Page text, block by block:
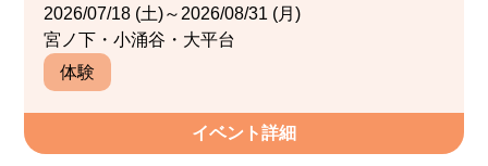
2026/07/18 (土)～2026/08/31 (月)
宮ノ下・小涌谷・大平台
体験
イベント詳細